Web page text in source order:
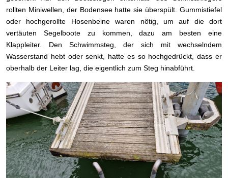
rollten Miniwellen, der Bodensee hatte sie überspült. Gummistiefel
oder hochgerollte Hosenbeine waren nötig, um auf die dort
vertäuten Segelboote zu kommen, dazu am besten eine
Klappleiter. Den Schwimmsteg, der sich mit wechselndem
Wasserstand hebt oder senkt, hatte es so hochgedrückt, dass er
oberhalb der Leiter lag, die eigentlich zum Steg hinabführt.